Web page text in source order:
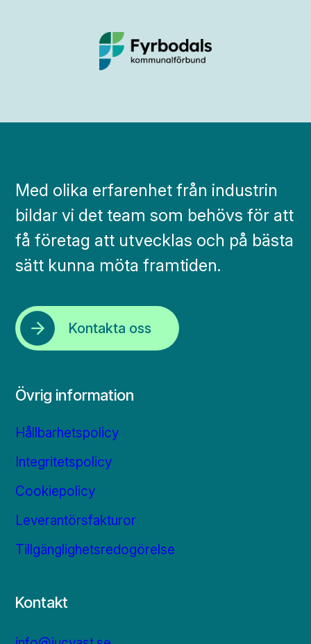
Med olika erfarenhet från industrin
bildar vi det team som behövs för att
få företag att utvecklas och på bästa
sätt kunna möta framtiden.
Kontakta oss
Övrig information
Hållbarhetspolicy
Integritetspolicy
Cookiepolicy
Leverantörsfakturor
Tillgänglighetsredogörelse
Kontakt